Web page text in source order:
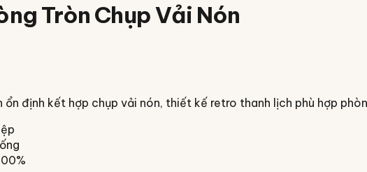
Tròn Chụp Vải Nón
định kết hợp chụp vải nón, thiết kế retro thanh lịch phù hợp